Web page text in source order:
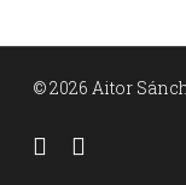
© 2026 Aitor
facebooklinkedin